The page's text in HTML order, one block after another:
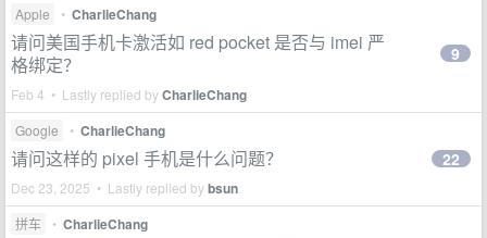
Apple • CharlieChang
请问美国手机卡激活如 red pocket 是否与 imei 严
格绑定？
Feb 4 • Lastly replied byCharlieChang
9
Google • CharlieChang
请问这样的 pixel 手机是什么问题？
Dec 23, 2025 • Lastly replied bybsun
22
拼车 • CharlieChang